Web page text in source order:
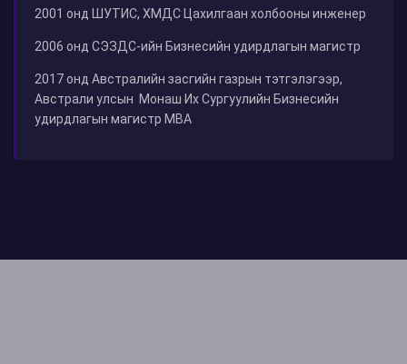
2001 онд ШУТИС, ХМДС Цахилгаан холбооны инженер
2006 онд СЭЗДС-ийн Бизнесийн удирдлагын магистр
2017 онд Австралийн засгийн газрын тэтгэлэгээр,
Австрали улсын Монаш Их Сургуулийн Бизнесийн
удирдлагын магистр МВА